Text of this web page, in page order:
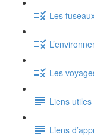
Les
Les
Liens
Liens